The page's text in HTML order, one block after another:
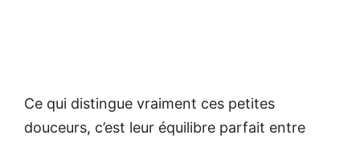
Ce qui distingue vraiment ces petites
douceurs, c’est leur équilibre parfait entre